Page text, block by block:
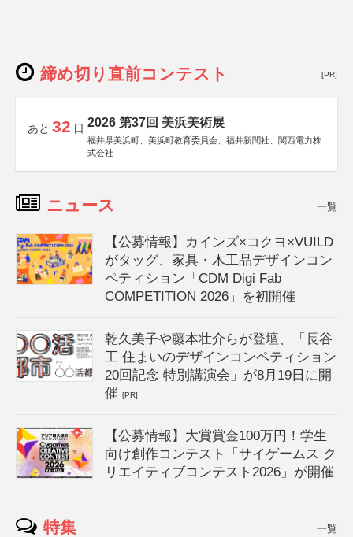
締め切り直前コンテスト [PR]
あと 32 日 2026 第37回 美浜美術展
福井県美浜町、美浜町教育委員会、福井新聞社、関西電力株
式会社
ニュース 一覧
【公募情報】カインズ×コクヨ×VUILD
がタッグ、家具・木工品デザインコン
ペティション「CDM Digi Fab
COMPETITION 2026」を初開催
乾久美子や藤本壮介らが登壇、「長谷
工 住まいのデザインコンペティション
20回記念 特別講演会」が8月19日に開
催[PR]
【公募情報】大賞賞金100万円！学生
向け創作コンテスト「サイゲームス ク
リエイティブコンテスト2026」が開催
特集 一覧